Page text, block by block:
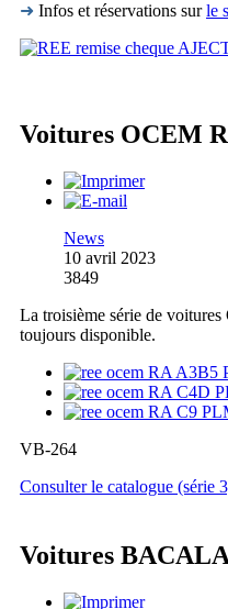
➜ Infos et réservations surle
Voitures OCEM
News
10 avril 2023
3849
La troisième série de
toujours disponible.
VB-264
Consulter le catalogue (série
Voitures